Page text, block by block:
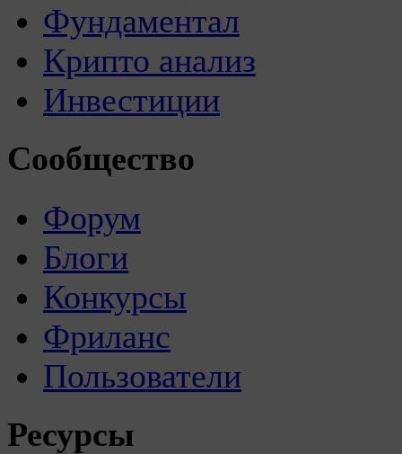
Фундаментал
Крипто анализ
Инвестиции
Сообщество
Форум
Блоги
Конкурсы
Фриланс
Пользователи
Ресурсы